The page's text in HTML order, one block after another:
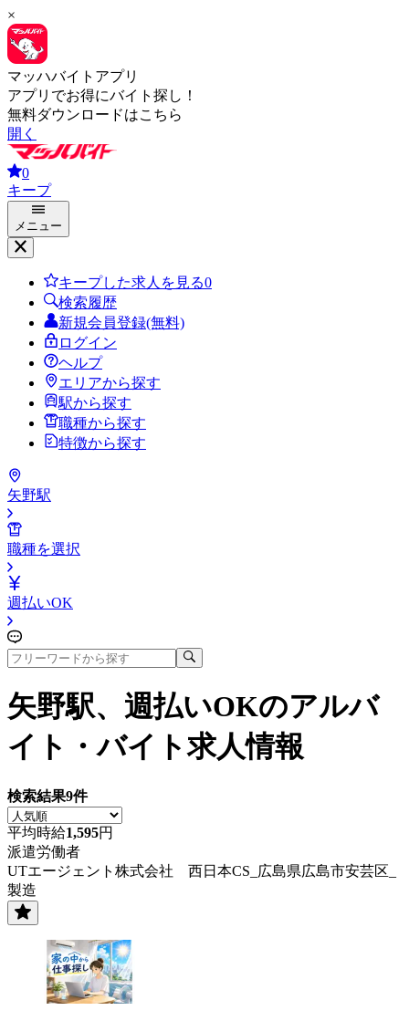
×
マッハバイトアプリ
アプリでお得にバイト探し！
無料ダウンロードはこちら
開く
0
キープ
メニュー
キープした求人を見る0
検索履歴
新規会員登録(無料)
ログイン
ヘルプ
エリアから探す
駅から探す
職種から探す
特徴から探す
矢野駅
職種を選択
週払いOK
矢野駅、週払いOKのアルバ
イト・バイト求人情報
検索結果9件
平均時給1,595円
派遣労働者
UTエージェント株式会社 西日本CS_広島県広島市安芸区_
製造